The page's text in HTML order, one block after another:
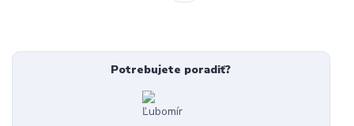
Potrebujete poradiť?